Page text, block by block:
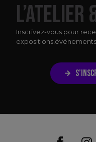
L’ATELIER
Inscrivez-vous pour
expositions,